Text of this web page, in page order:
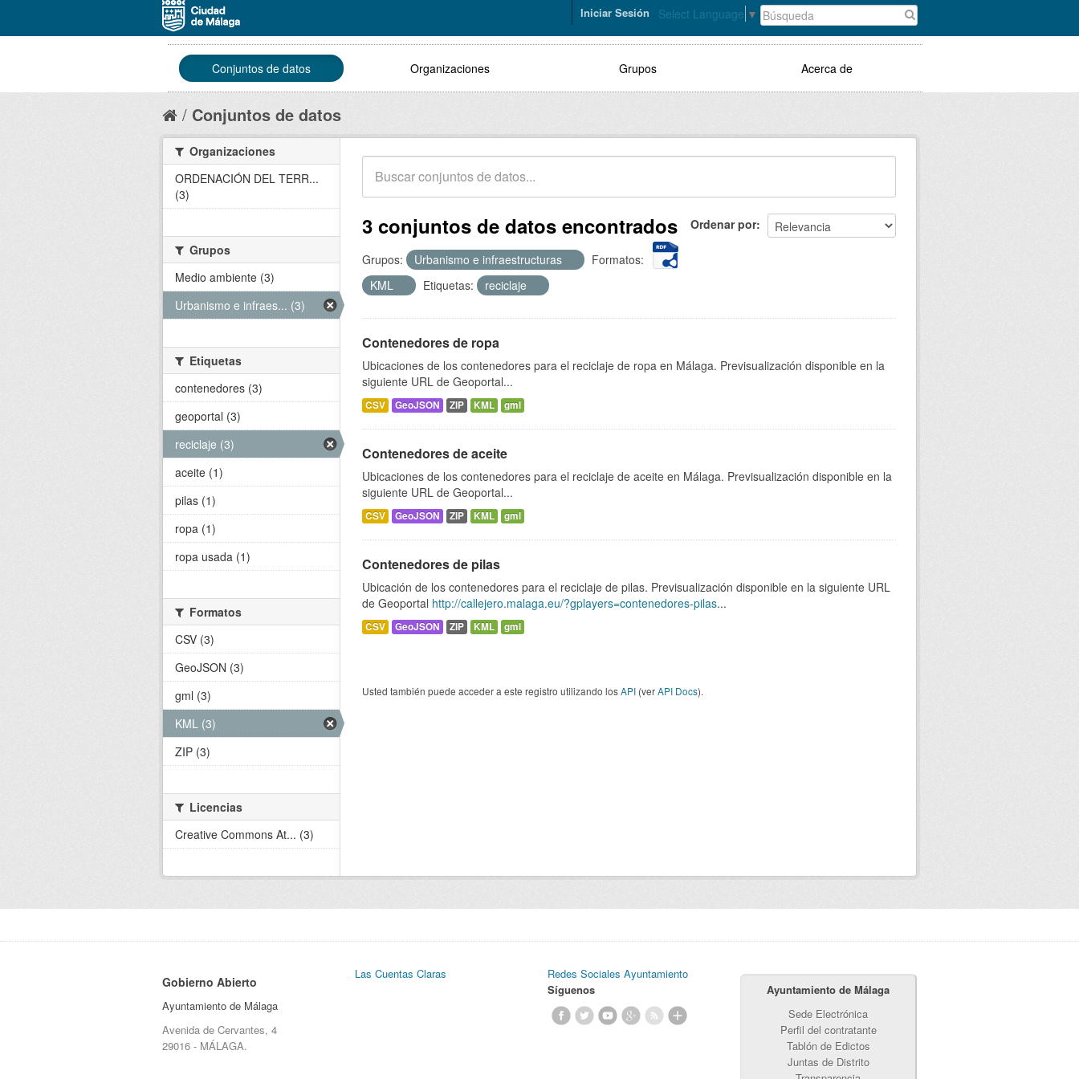
Select Language ▼
Iniciar Sesión
Conjuntos de datos Organizaciones Grupos Acerca de
Conjuntos de datos
Ordenar por
3 conjuntos de datos encontrados
Grupos: Urbanismo e infraestructuras
Formatos:
KML
Etiquetas: reciclaje
Contenedores de ropa
Ubicaciones de los contenedores para el reciclaje de ropa en Málaga. Previsualización disponible en la
siguiente URL de Geoportal...
CSV GeoJSON ZIP KML gml
Contenedores de aceite
Ubicaciones de los contenedores para el reciclaje de aceite en Málaga. Previsualización disponible en la
siguiente URL de Geoportal...
CSV GeoJSON ZIP KML gml
Contenedores de pilas
Ubicación de los contenedores para el reciclaje de pilas. Previsualización disponible en la siguiente URL
de Geoportal http://callejero.malaga.eu/?gplayers=contenedores-pilas...
CSV GeoJSON ZIP KML gml
Usted también puede acceder a este registro utilizando losAPI (verAPI Docs).
Organizaciones
ORDENACIÓN DEL TERR...
(3)
Grupos
Medio ambiente (3)
Urbanismo e infraes... (3)
Etiquetas
contenedores (3)
geoportal (3)
reciclaje (3)
aceite (1)
pilas (1)
ropa (1)
ropa usada (1)
Formatos
CSV (3)
GeoJSON (3)
gml (3)
KML (3)
ZIP (3)
Licencias
Creative Commons At... (3)
Gobierno Abierto
Ayuntamiento de Málaga
Avenida de Cervantes, 4
29016 - MÁLAGA.
Las Cuentas Claras
Redes Sociales Ayuntamiento
Síguenos
Ayuntamiento de Málaga
Sede Electrónica
Perfil del contratante
Tablón de Edictos
Juntas de Distrito